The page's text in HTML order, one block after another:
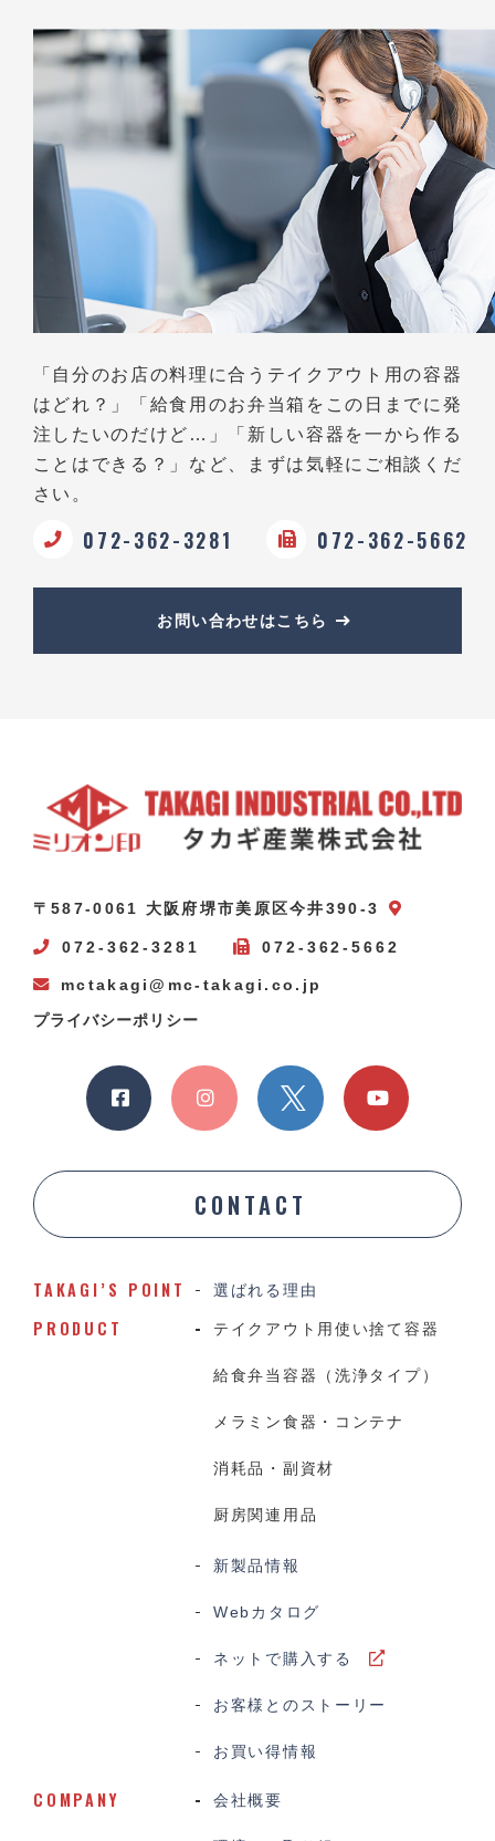
「自分のお店の料理に合うテイクアウト用の容器
はどれ？」
「給食用のお弁当箱をこの日までに発
注したいのだけど…」
「新しい容器を一から作る
ことはできる？」など、
まずは気軽にご相談くだ
さい。
072-362-3281 072-362-5662
お問い合わせはこちら
〒587-0061 大阪府堺市美原区今井390-3
072-362-3281 072-362-5662
mctakagi@mc-takagi.co.jp
プライバシーポリシー
CONTACT
TAKAGI’S POINT 選ばれる理由
PRODUCT テイクアウト用使い捨て容器
給食弁当容器（洗浄タイプ）
メラミン食器・コンテナ
消耗品・副資材
厨房関連用品
新製品情報
Webカタログ
ネットで購入する
お客様とのストーリー
お買い得情報
COMPANY 会社概要